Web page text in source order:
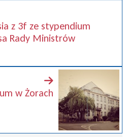
z 3f ze stypendium
Rady Ministrów
w Żorach